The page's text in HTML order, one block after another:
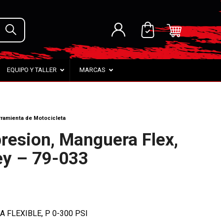
EQUIPO Y TALLER MARCAS
de Motocicleta
Manguera Flex,
– 79-033
FLEXIBLE, P 0-300 PSI